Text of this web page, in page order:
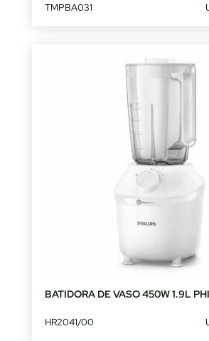
TMPBA031
BATIDORA DE VASO 450W 1.9L
HR2041/00